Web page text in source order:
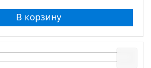
В корзину